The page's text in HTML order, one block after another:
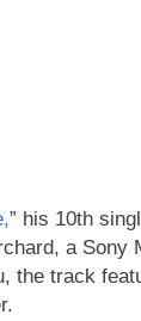
” his 10th
a Sony
the track